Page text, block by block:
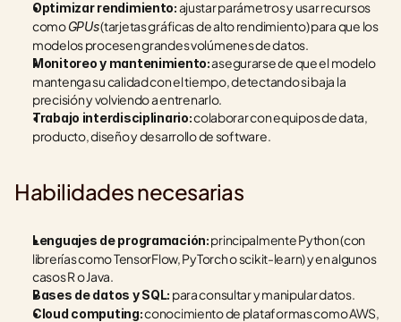
Optimizar rendimiento: ajustar parámetros y usar recursos
como GPUs (tarjetas gráficas de alto rendimiento) para que los
modelos procesen grandes volúmenes de datos.
Monitoreo y mantenimiento: asegurarse de que el modelo
mantenga su calidad con el tiempo, detectando si baja la
precisión y volviendo a entrenarlo.
Trabajo interdisciplinario: colaborar con equipos de data,
producto, diseño y desarrollo de software.
Habilidades necesarias
Lenguajes de programación: principalmente Python (con
librerías como TensorFlow, PyTorch o scikit-learn) y en algunos
casos R o Java.
Bases de datos y SQL: para consultar y manipular datos.
Cloud computing: conocimiento de plataformas como AWS,